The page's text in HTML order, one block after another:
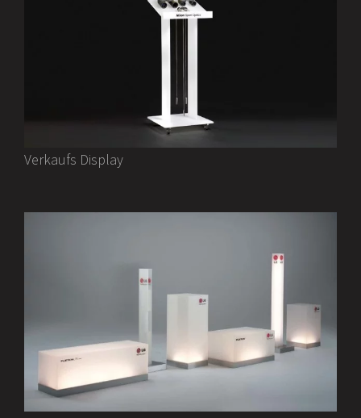
Verkaufs Display